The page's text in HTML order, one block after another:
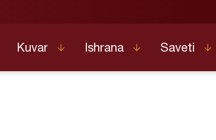
Kuvar Ishrana Saveti